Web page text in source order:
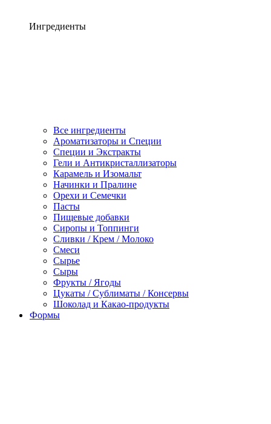
Ингредиенты
Все ингредиенты
Ароматизаторы и Специи
Специи и Экстракты
Гели и Антикристаллизаторы
Карамель и Изомальт
Начинки и Пралине
Орехи и Семечки
Пасты
Пищевые добавки
Сиропы и Топпинги
Сливки / Крем / Молоко
Смеси
Сырье
Сыры
Фрукты / Ягоды
Цукаты / Сублиматы / Консервы
Шоколад и Какао-продукты
Формы